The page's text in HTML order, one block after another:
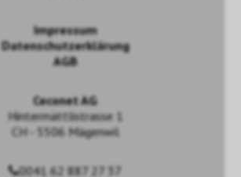
Impressum
Datenschutzerklärung
AGB
Ceconet AG
Hintermättlistrasse 1
CH - 5506 Mägenwil
0041 62 887 27 37